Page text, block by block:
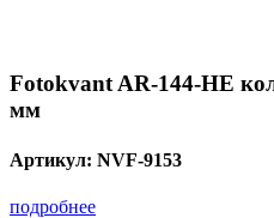
Fotokvant AR-144-HE
мм
Артикул: NVF-9153
подробнее